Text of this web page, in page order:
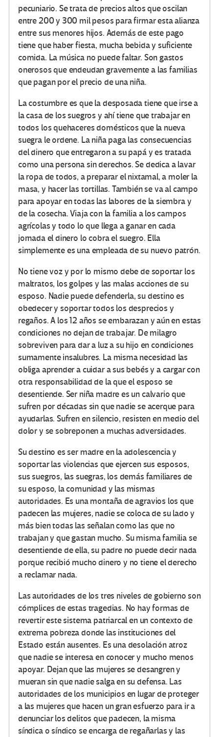
pecuniario. Se trata de precios altos que oscilan
entre 200 y 300 mil pesos para firmar esta alianza
entre sus menores hijos. Además de este pago
tiene que haber fiesta, mucha bebida y suficiente
comida. La música no puede faltar. Son gastos
onerosos que endeudan gravemente a las familias
que pagan por el precio de una niña.
La costumbre es que la desposada tiene que irse a
la casa de los suegros y ahí tiene que trabajar en
todos los quehaceres domésticos que la nueva
suegra le ordene. La niña paga las consecuencias
del dinero que entregaron a su papá y es tratada
como una persona sin derechos. Se dedica a lavar
la ropa de todos, a preparar el nixtamal, a moler la
masa, y hacer las tortillas. También se va al campo
para apoyar en todas las labores de la siembra y
de la cosecha. Viaja con la familia a los campos
agrícolas y todo lo que llega a ganar en cada
jornada el dinero lo cobra el suegro. Ella
simplemente es una empleada de su nuevo patrón.
No tiene voz y por lo mismo debe de soportar los
maltratos, los golpes y las malas acciones de su
esposo. Nadie puede defenderla, su destino es
obedecer y soportar todos los desprecios y
regaños. A los 12 años se embarazan y aún en estas
condiciones no dejan de trabajar. De milagro
sobreviven para dar a luz a su hijo en condiciones
sumamente insalubres. La misma necesidad las
obliga aprender a cuidar a sus bebés y a cargar con
otra responsabilidad de la que el esposo se
desentiende. Ser niña madre es un calvario que
sufren por décadas sin que nadie se acerque para
ayudarlas. Sufren en silencio, resisten en medio del
dolor y se sobreponen a muchas adversidades.
Su destino es ser madre en la adolescencia y
soportar las violencias que ejercen sus esposos,
sus suegros, las suegras, los demás familiares de
su esposo, la comunidad y las mismas
autoridades. Es una montaña de agravios los que
padecen las mujeres, nadie se coloca de su lado y
más bien todas las señalan como las que no
trabajan y que gastan mucho. Su misma familia se
desentiende de ella, su padre no puede decir nada
porque recibió mucho dinero y no tiene el derecho
a reclamar nada.
Las autoridades de los tres niveles de gobierno son
cómplices de estas tragedias. No hay formas de
revertir este sistema patriarcal en un contexto de
extrema pobreza donde las instituciones del
Estado están ausentes. Es una desolación atroz
que nadie se interesa en conocer y mucho menos
apoyar. Dejan que las mujeres se desangren y
mueran sin que nadie salga en su defensa. Las
autoridades de los municipios en lugar de proteger
a las mujeres que hacen un gran esfuerzo para ir a
denunciar los delitos que padecen, la misma
síndica o síndico se encarga de regañarlas y las